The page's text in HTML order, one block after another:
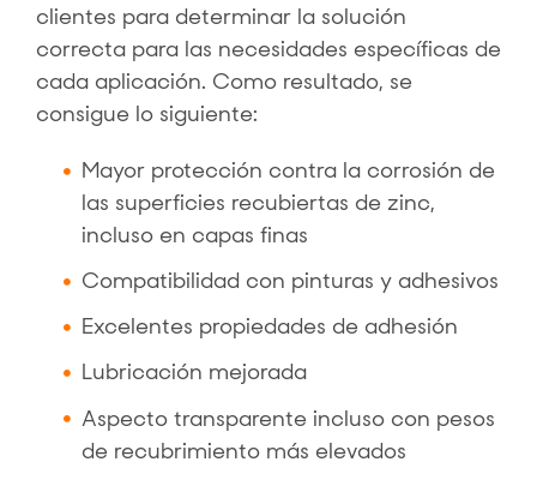
clientes para determinar la solución
correcta para las necesidades específicas de
cada aplicación. Como resultado, se
consigue lo siguiente:
Mayor protección contra la corrosión de
las superficies recubiertas de zinc,
incluso en capas finas
Compatibilidad con pinturas y adhesivos
Excelentes propiedades de adhesión
Lubricación mejorada
Aspecto transparente incluso con pesos
de recubrimiento más elevados